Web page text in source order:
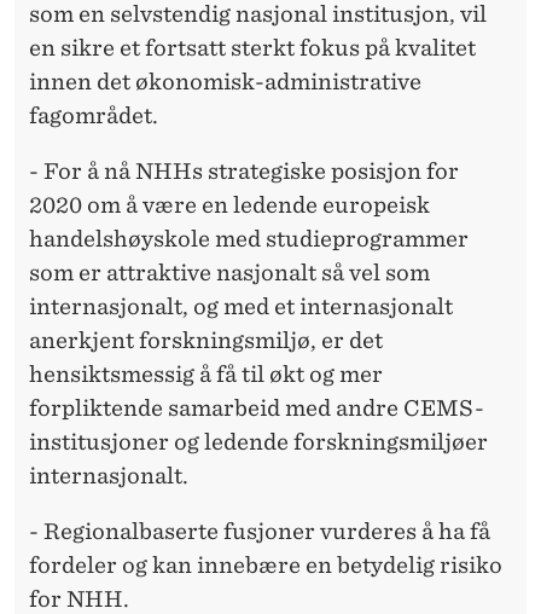
som en selvstendig nasjonal institusjon, vil
en sikre et fortsatt sterkt fokus på kvalitet
innen det økonomisk-administrative
fagområdet.
- For å nå NHHs strategiske posisjon for
2020 om å være en ledende europeisk
handelshøyskole med studieprogrammer
som er attraktive nasjonalt så vel som
internasjonalt, og med et internasjonalt
anerkjent forskningsmiljø, er det
hensiktsmessig å få til økt og mer
forpliktende samarbeid med andre CEMS-
institusjoner og ledende forskningsmiljøer
internasjonalt.
- Regionalbaserte fusjoner vurderes å ha få
fordeler og kan innebære en betydelig risiko
for NHH.